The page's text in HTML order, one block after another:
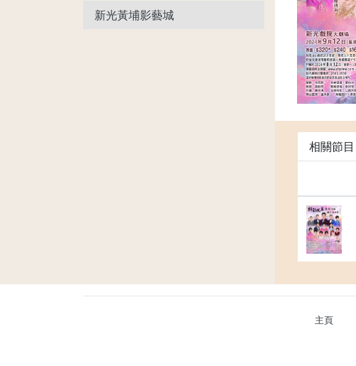
新光黃埔影藝城
相關節目
主頁